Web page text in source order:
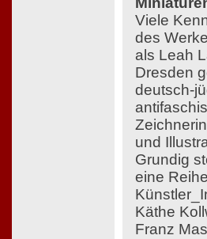
Viele
des
als Leah
Dresden
deutsch-
und
Grundig
eine
Käthe
Franz